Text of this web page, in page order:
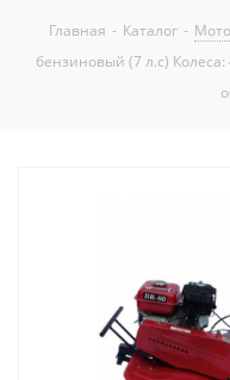
Главная - Каталог -
бензиновый (7 л.с)